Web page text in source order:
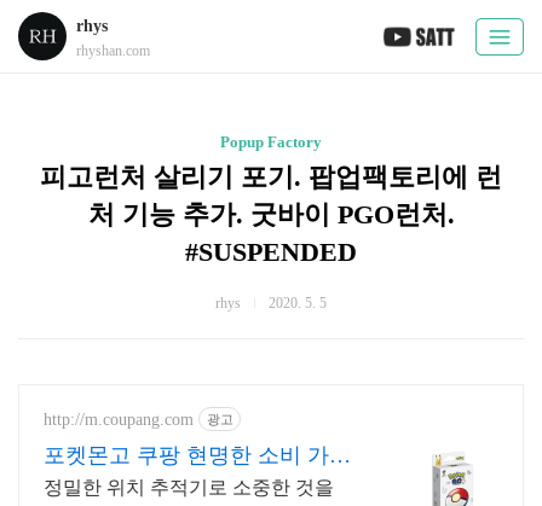
rhys
rhyshan.com
Popup Factory
피고런처 살리기 포기. 팝업팩토리에 런
처 기능 추가. 굿바이 PGO런처.
#SUSPENDED
rhys 2020. 5. 5
http://m.coupang.com 광고
포켓몬고 쿠팡 현명한 소비 가성
비 아이템
정밀한 위치 추적기로 소중한 것을